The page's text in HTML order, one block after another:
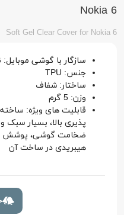
Nokia 6
Soft Gel Clear Cover for Nokia 6
سازگار با گوشی موبایل:
جنس: TPU
ساختار: شفاف
وزن: 5 گرم
پذیری بالا، بسیار سبک
ضخامت گوشی، پوشش
هیبریدی در ساخت آن